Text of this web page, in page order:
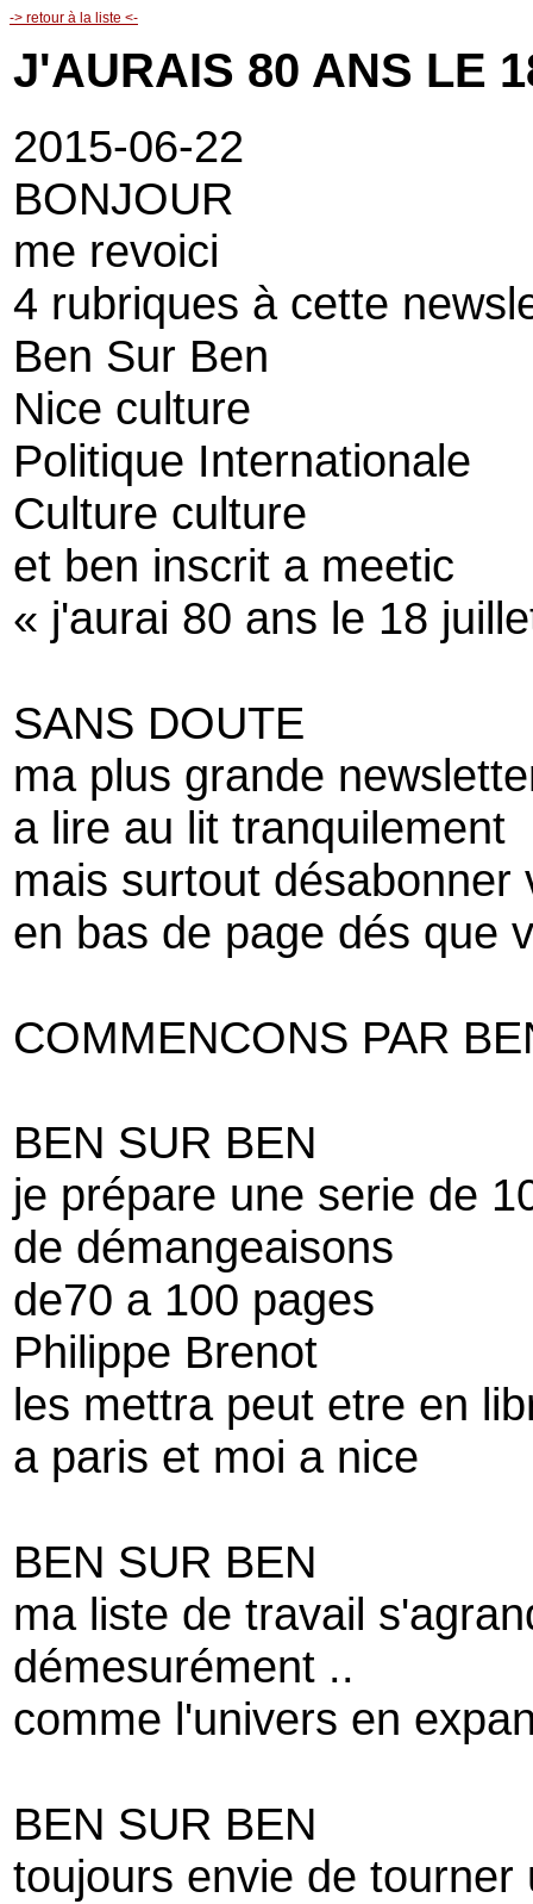
-> retour à la liste <-
J'AURAIS 80 ANS LE
2015-06-22
BONJOUR
me revoici
4 rubriques à cette
Ben Sur Ben
Nice culture
Politique Internationale
Culture culture
et ben inscrit a meetic
« j'aurai 80 ans le 18
SANS DOUTE
ma plus grande
a lire au lit tranquilement
mais surtout désabonner
en bas de page dés que
COMMENCONS PAR
BEN SUR BEN
je prépare une serie de
de démangeaisons
de70 a 100 pages
Philippe Brenot
les mettra peut etre en
a paris et moi a nice
BEN SUR BEN
ma liste de travail
démesurément ..
comme l'univers en
BEN SUR BEN
toujours envie de tourner